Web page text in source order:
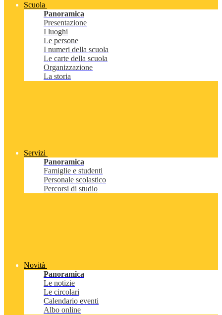
Scuola
Panoramica
Presentazione
I luoghi
Le persone
I numeri della scuola
Le carte della scuola
Organizzazione
La storia
Servizi
Panoramica
Famiglie e studenti
Personale scolastico
Percorsi di studio
Novità
Panoramica
Le notizie
Le circolari
Calendario eventi
Albo online